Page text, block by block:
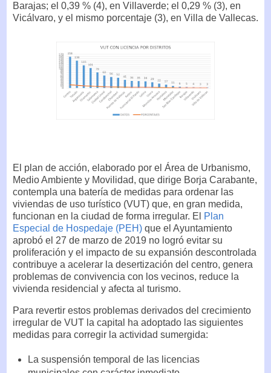
Barajas; el 0,39 % (4), en Villaverde; el 0,29 % (3), en
Vicálvaro, y el mismo porcentaje (3), en Villa de Vallecas.
El plan de acción, elaborado por el Área de Urbanismo,
Medio Ambiente y Movilidad, que dirige Borja Carabante,
contempla una batería de medidas para ordenar las
viviendas de uso turístico (VUT) que, en gran medida,
funcionan en la ciudad de forma irregular. El
Plan
Especial de Hospedaje (PEH) que el Ayuntamiento
aprobó el 27 de marzo de 2019 no logró evitar su
proliferación y el impacto de su expansión descontrolada
contribuye a acelerar la desertización del centro, genera
problemas de convivencia con los vecinos, reduce la
vivienda residencial y afecta al turismo.
Para revertir estos problemas derivados del crecimiento
irregular de VUT la capital ha adoptado las siguientes
medidas para corregir la actividad sumergida:
La suspensión temporal de las licencias